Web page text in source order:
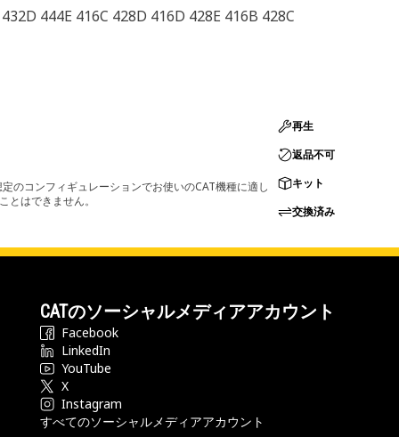
444E 416C 428D 416D 428E 416B 428C
のコンフィギュレーションでお使いのCAT機種に適し
はできません。
再生
返品不可
キット
交換済み
CATのソーシャルメディアアカウント
Facebook
LinkedIn
YouTube
X
Instagram
すべてのソーシャルメディアアカウント